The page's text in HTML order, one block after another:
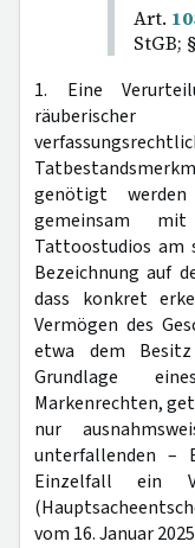
Art.
StGB; §
1. Eine
genötigt
gemeinsam
Tattoostudios am
Bezeichnung auf
dass konkret
Vermögen des
etwa dem
Grundlage
Markenrechten,
nur
unterfallenden –
Einzelfall ein
vom 16. Januar